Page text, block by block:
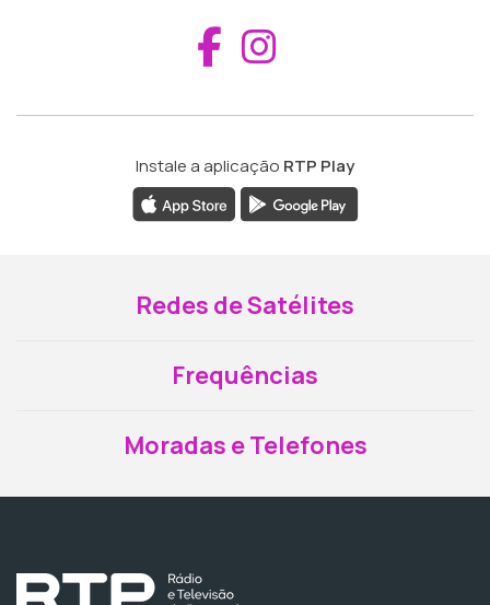
Aceder ao
Instale a aplicação RTP Play
Redes de Satélites
Frequências
Moradas e Telefones